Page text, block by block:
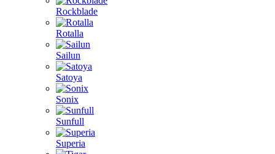
Rockblade
Rotalla
Sailun
Satoya
Sonix
Sunfull
Superia